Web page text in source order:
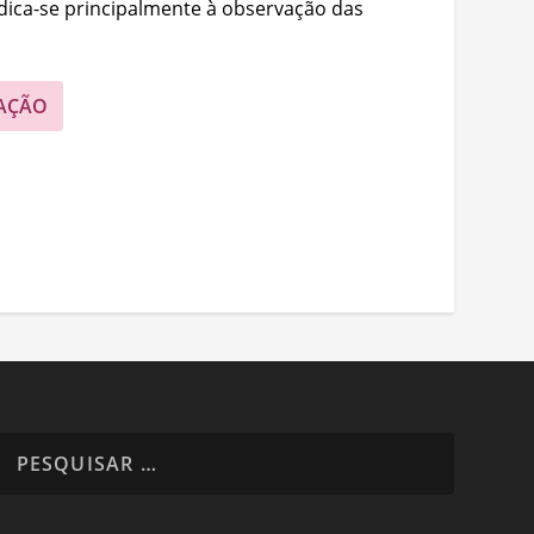
se principalmente à observação das